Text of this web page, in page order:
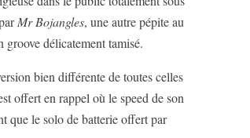
Mr Bojangles, une autre pépite au
groove délicatement tamisé.
bien différente de toutes celles
offert en rappel où le speed de son
que le solo de batterie offert par